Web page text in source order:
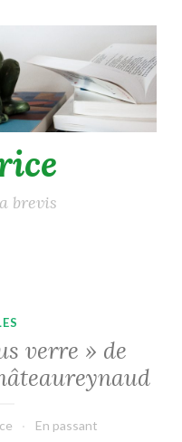
brevis
verre » de
En passant